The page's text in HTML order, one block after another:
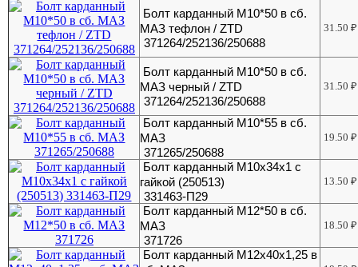
Болт карданный М10*50 в сб.
МАЗ тефлон / ZTD
371264/252136/250688
31.50₽
Болт карданный М10*50 в сб.
МАЗ черный / ZTD
371264/252136/250688
31.50₽
Болт карданный М10*55 в сб.
МАЗ
371265/250688
19.50₽
Болт карданный М10х34х1 с
гайкой (250513)
331463-П29
13.50₽
Болт карданный М12*50 в сб.
МАЗ
371726
18.50₽
Болт карданный М12х40х1,25 в